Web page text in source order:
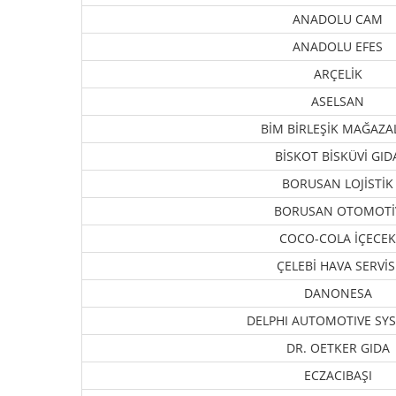
ANADOLU CAM
ANADOLU EFES
ARÇELİK
ASELSAN
BİM BİRLEŞİK
BİSKOT BİSKÜVİ
BORUSAN LOJİSTİK
BORUSAN
COCO-COLA İÇECEK
ÇELEBİ HAVA
DANONESA
DELPHI AUTOMOTIVE
DR. OETKER GIDA
ECZACIBAŞI